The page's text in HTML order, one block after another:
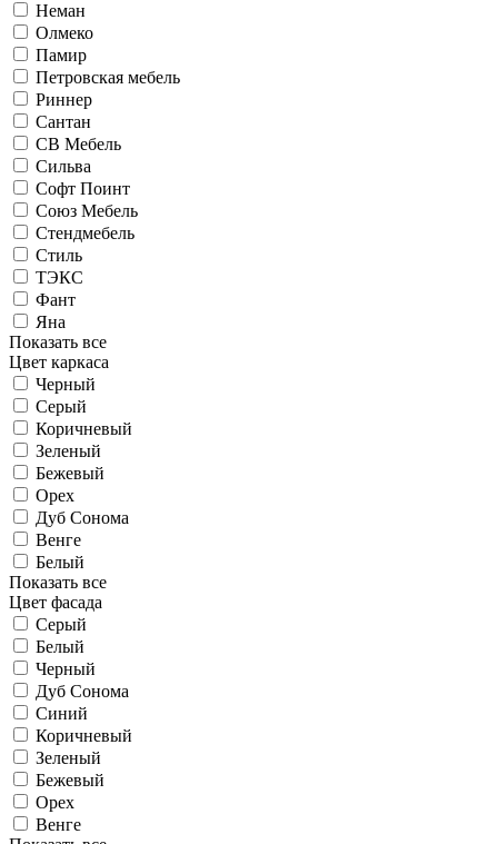
Неман
Олмеко
Памир
Петровская мебель
Риннер
Сантан
СВ Мебель
Сильва
Софт Поинт
Союз Мебель
Стендмебель
Стиль
ТЭКС
Фант
Яна
Показать все
Цвет каркаса
Черный
Серый
Коричневый
Зеленый
Бежевый
Орех
Дуб Сонома
Венге
Белый
Показать все
Цвет фасада
Серый
Белый
Черный
Дуб Сонома
Синий
Коричневый
Зеленый
Бежевый
Орех
Венге